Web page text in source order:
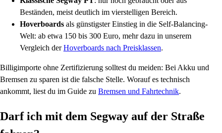
Beständen, meist deutlich im vierstelligen Bereich.
Hoverboards als günstigster Einstieg in die Self-Balancing-
Welt: ab etwa 150 bis 300 Euro, mehr dazu in unserem
Vergleich derHoverboards nach Preisklassen.
Billigimporte ohne Zertifizierung solltest du meiden: Bei Akku und
Bremsen zu sparen ist die falsche Stelle. Worauf es technisch
ankommt, liest du im Guide zu Bremsen und Fahrtechnik.
Darf ich mit dem Segway auf der Straße